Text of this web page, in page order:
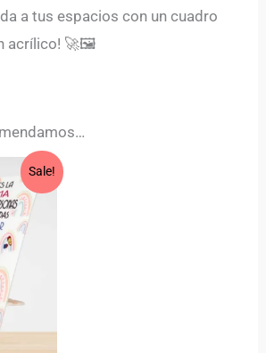
a tus espacios con un cuadro
acrílico! 🚀🖼
Sale!